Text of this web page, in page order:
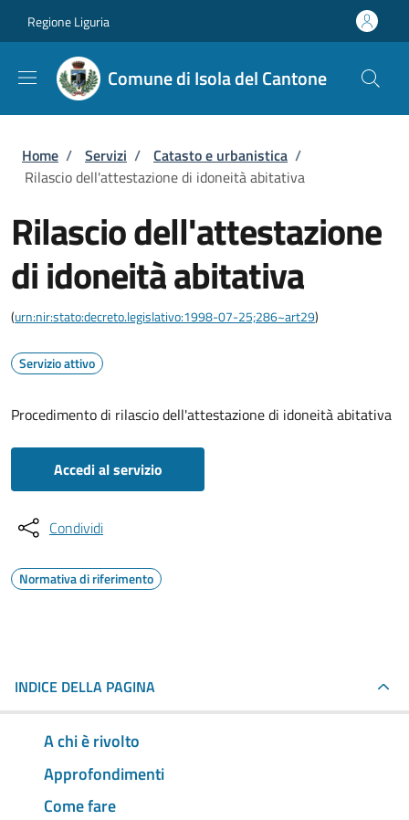
Regione Liguria
Comune di Isola del Cantone
Briciole di pane
Home / Servizi / Catasto e urbanistica /
Rilascio dell'attestazione di idoneità abitativa
Rilascio dell'attestazione
di idoneità abitativa
(urn:nir:stato:decreto.legislativo:1998-07-25;286~art29)
Servizio attivo
Procedimento di rilascio dell'attestazione di idoneità abitativa
Accedi al servizio
Condividi
Normativa di riferimento
INDICE DELLA PAGINA
A chi è rivolto
Approfondimenti
Come fare